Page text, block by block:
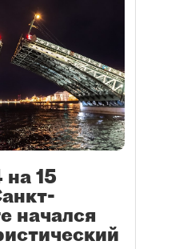
на 15
начался